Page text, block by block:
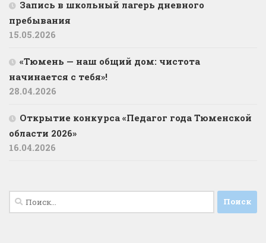
Запись в школьный лагерь дневного
пребывания
15.05.2026
«Тюмень — наш общий дом: чистота
начинается с тебя»!
28.04.2026
Открытие конкурса «Педагог года Тюменской
области 2026»
16.04.2026
Найти: